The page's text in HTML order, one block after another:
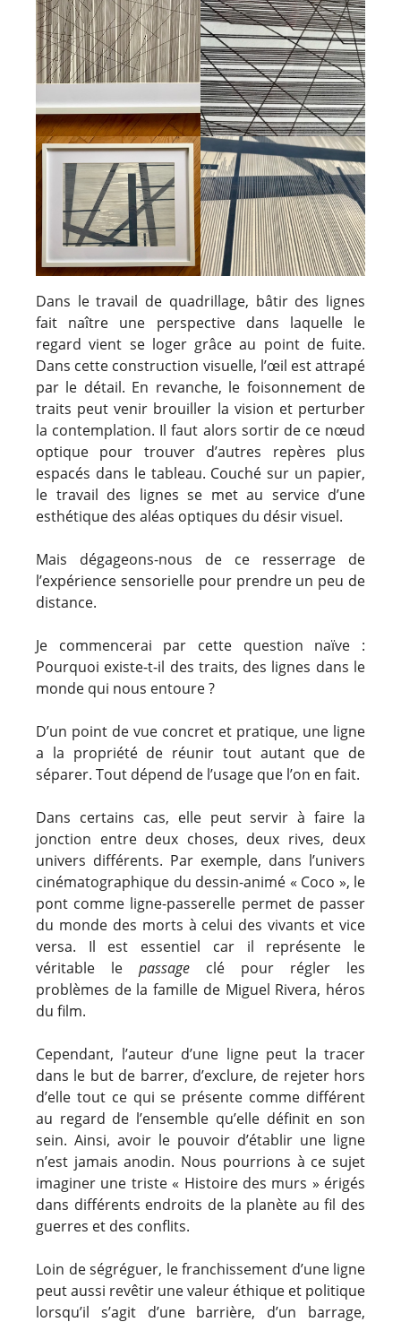
Dans le travail de quadrillage, bâtir des lignes
fait naître une perspective dans laquelle le
regard vient se loger grâce au point de fuite.
Dans cette construction visuelle, l’œil est attrapé
par le détail. En revanche, le foisonnement de
traits peut venir brouiller la vision et perturber
la contemplation. Il faut alors sortir de ce nœud
optique pour trouver d’autres repères plus
espacés dans le tableau. Couché sur un papier,
le travail des lignes se met au service d’une
esthétique des aléas optiques du désir visuel.
Mais dégageons-nous de ce resserrage de
l’expérience sensorielle pour prendre un peu de
distance.
Je commencerai par cette question naïve :
Pourquoi existe-t-il des traits, des lignes dans le
monde qui nous entoure ?
D’un point de vue concret et pratique, une ligne
a la propriété de réunir tout autant que de
séparer. Tout dépend de l’usage que l’on en fait.
Dans certains cas, elle peut servir à faire la
jonction entre deux choses, deux rives, deux
univers différents. Par exemple, dans l’univers
cinématographique du dessin-animé « Coco », le
pont comme ligne-passerelle permet de passer
du monde des morts à celui des vivants et vice
versa. Il est essentiel car il représente le
véritable le passage clé pour régler les
problèmes de la famille de Miguel Rivera, héros
du film.
Cependant, l’auteur d’une ligne peut la tracer
dans le but de barrer, d’exclure, de rejeter hors
d’elle tout ce qui se présente comme différent
au regard de l’ensemble qu’elle définit en son
sein. Ainsi, avoir le pouvoir d’établir une ligne
n’est jamais anodin. Nous pourrions à ce sujet
imaginer une triste « Histoire des murs » érigés
dans différents endroits de la planète au fil des
guerres et des conflits.
Loin de ségréguer, le franchissement d’une ligne
peut aussi revêtir une valeur éthique et politique
lorsqu’il s’agit d’une barrière, d’un barrage,